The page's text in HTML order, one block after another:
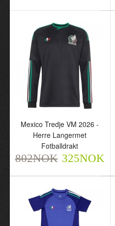
Mexico Tredje VM 2026 -
Herre Langermet
Fotballdrakt
802NOK 325NOK
Mexico Tredje VM 2026 -
Herre Langermet
Fotballdrakt
802NOK 325NOK